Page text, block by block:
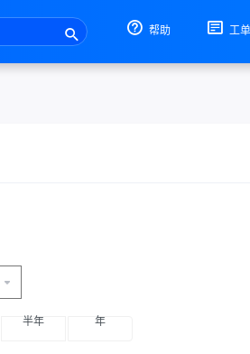
帮助 工单
半年 年